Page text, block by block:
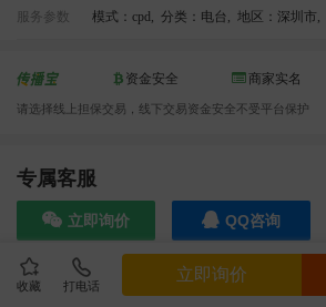
收藏 打电话
立即询价
03:20:56 156****3374 联系了该媒体所在商家
04:12:36
181****8167
联系了该媒体所在商家
04:16:44
01:50:54 192****2334 联系了该媒体所在商家
03:40:56 157****6971
联系了该媒体所在商家
155****5272 联系了该媒体所在商家
02:32:27
176****3456 联系了该媒体所在商家
服务参数 模式：cpd , 分类：电台, 地区：深圳市,
资金安全 商家实名
请选择线上担保交易，线下交易资金安全不受平台保护
专属客服
立即询价 QQ咨询
效果截图